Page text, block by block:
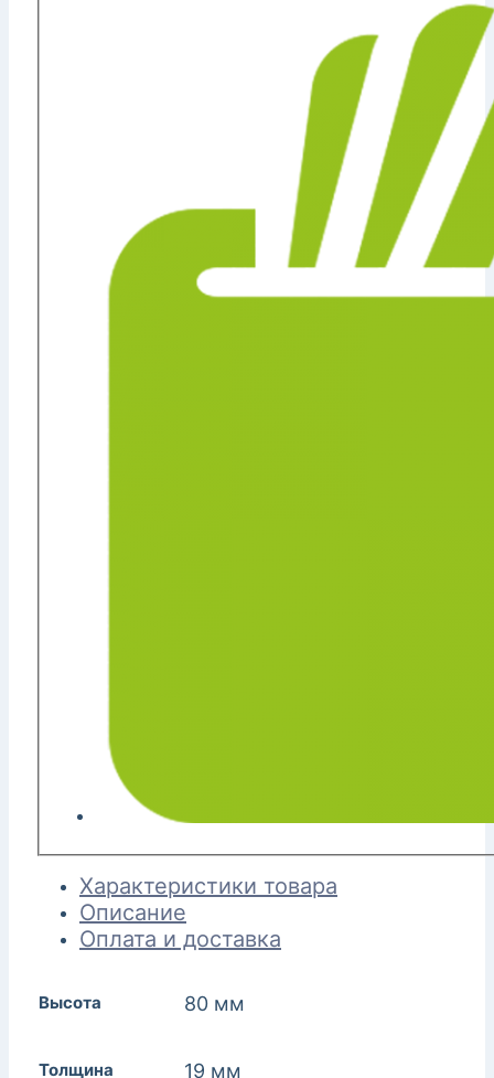
Характеристики товара
Описание
Оплата и доставка
Высота 80 мм
Толщина 19 мм